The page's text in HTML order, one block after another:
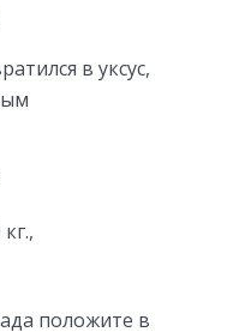
в уксус,
положите в